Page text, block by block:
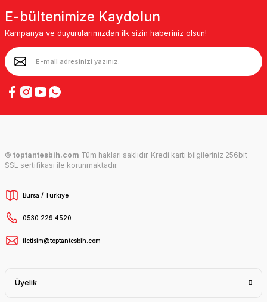
E-bültenimize Kaydolun
Kampanya ve duyurularımızdan ilk sizin haberiniz olsun!
© toptantesbih.com Tüm hakları saklıdır. Kredi kartı bilgileriniz 256bit
SSL sertifikası ile korunmaktadır.
Bursa / Türkiye
0530 229 4520
iletisim@toptantesbih.com
Üyelik